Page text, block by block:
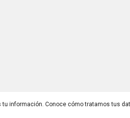
tu información. Conoce cómo tratamos tus